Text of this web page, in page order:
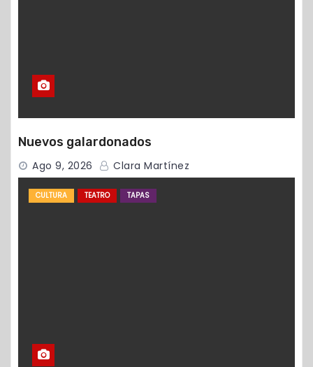
Nuevos galardonados
Ago 9, 2026 Clara Martínez
CULTURA TEATRO TAPAS